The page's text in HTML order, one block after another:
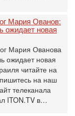
Мария Ованов:
ожидает новая
Мария Ованова
ожидает новая
читайте на
на наш
телеканала
ITON.TV в…